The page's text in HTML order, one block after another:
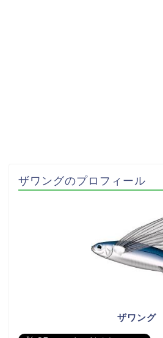
ザワングのプロフィール
ザワング